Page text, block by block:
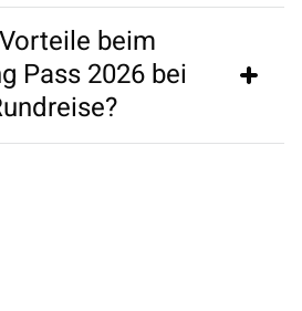
Dawson City ist es kostenlos
beim
Pass 2026 bei